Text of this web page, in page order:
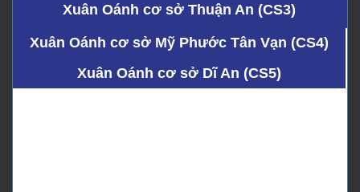
Xuân Oánh cơ sở Thuận An (CS3)
Xuân Oánh cơ sở Mỹ Phước Tân Vạn (CS4)
Xuân Oánh cơ sở Dĩ An (CS5)